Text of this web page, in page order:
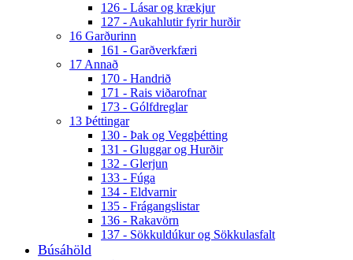
126 - Lásar og krækjur
127 - Aukahlutir fyrir hurðir
16 Garðurinn
161 - Garðverkfæri
17 Annað
170 - Handrið
171 - Rais viðarofnar
173 - Gólfdreglar
13 Þéttingar
130 - Þak og Veggþétting
131 - Gluggar og Hurðir
132 - Glerjun
133 - Fúga
134 - Eldvarnir
135 - Frágangslistar
136 - Rakavörn
137 - Sökkuldúkur og Sökkulasfalt
Búsáhöld